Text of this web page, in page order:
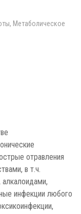
Метаболическое
отравления
в т.ч.
инфекции любого